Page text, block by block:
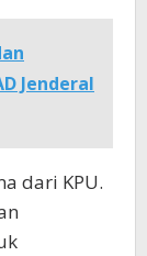
Jenderal
dari KPU.